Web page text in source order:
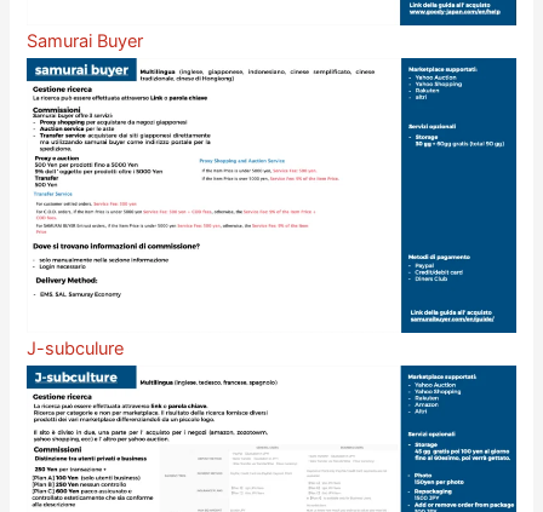
Samurai Buyer
J-subculure